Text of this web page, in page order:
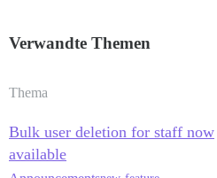
Verwandte Themen
Thema
Bulk user deletion for staff now
available